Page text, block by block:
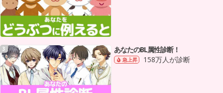
3 あなたのBL属性診断！
急上昇 158万人が診断